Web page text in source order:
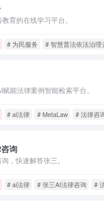
育的在线学习平台。
# 为民服务 # 智慧普法依法治理
能法律案例智能检索平台。
# ai法律 # MetaLaw # 法律咨
询
，快速解答张三。
# ai法律 # 张三AI法律咨询 #